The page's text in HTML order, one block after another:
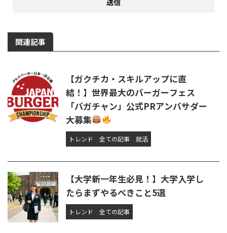
関連記事
【ガクチカ・スキルアップに直
結！】世界最大のバーガーフェス
「バガチャン」公式PRアンバサダー
大募集
トレンド 全ての記事 就活
【大学新一年生必見！】大学入学し
たらまずやるべきこと5選
トレンド 全ての記事